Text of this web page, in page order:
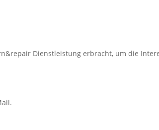
Dienstleistung erbracht, um die